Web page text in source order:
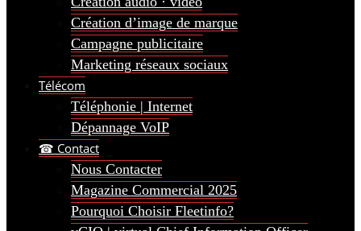
Création d’image de marque
Campagne publicitaire
Marketing réseaux sociaux
Télécom
Téléphonie | Internet
Dépannage VoIP
☎ Contact
Nous Contacter
Magazine Commercial 2025
Pourquoi Choisir Fleetinfo?